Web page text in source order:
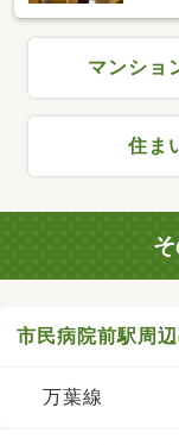
マンショ
住ま
市民病院前駅周
万葉線